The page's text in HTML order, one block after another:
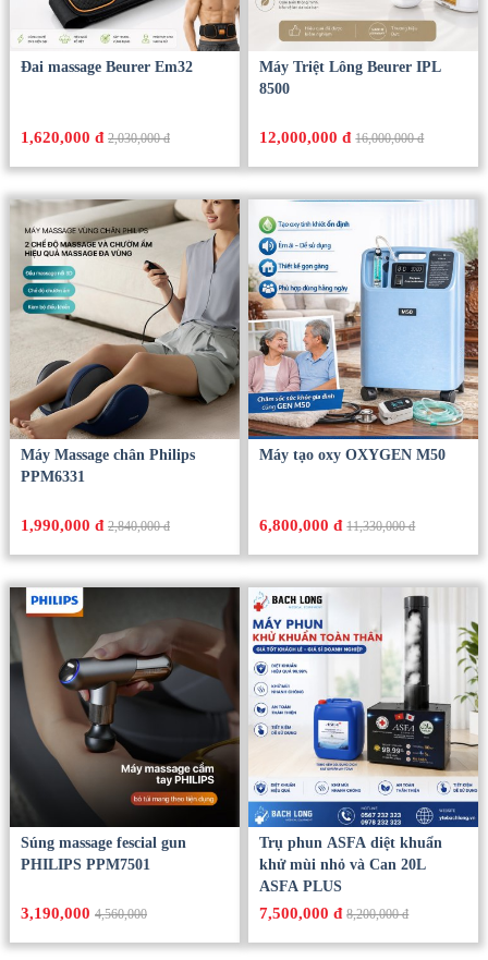
Đai massage Beurer Em32
1,620,000 đ 2,030,000 đ
Máy Triệt Lông Beurer IPL
8500
12,000,000 đ 16,000,000 đ
Máy Massage chân Philips
PPM6331
1,990,000 đ 2,840,000 đ
Máy tạo oxy OXYGEN M50
6,800,000 đ 11,330,000 đ
Súng massage fescial gun
PHILIPS PPM7501
3,190,0004,560,000
Trụ phun ASFA diệt khuẩn
khử mùi nhỏ và Can 20L
ASFA PLUS
7,500,000 đ 8,200,000 đ